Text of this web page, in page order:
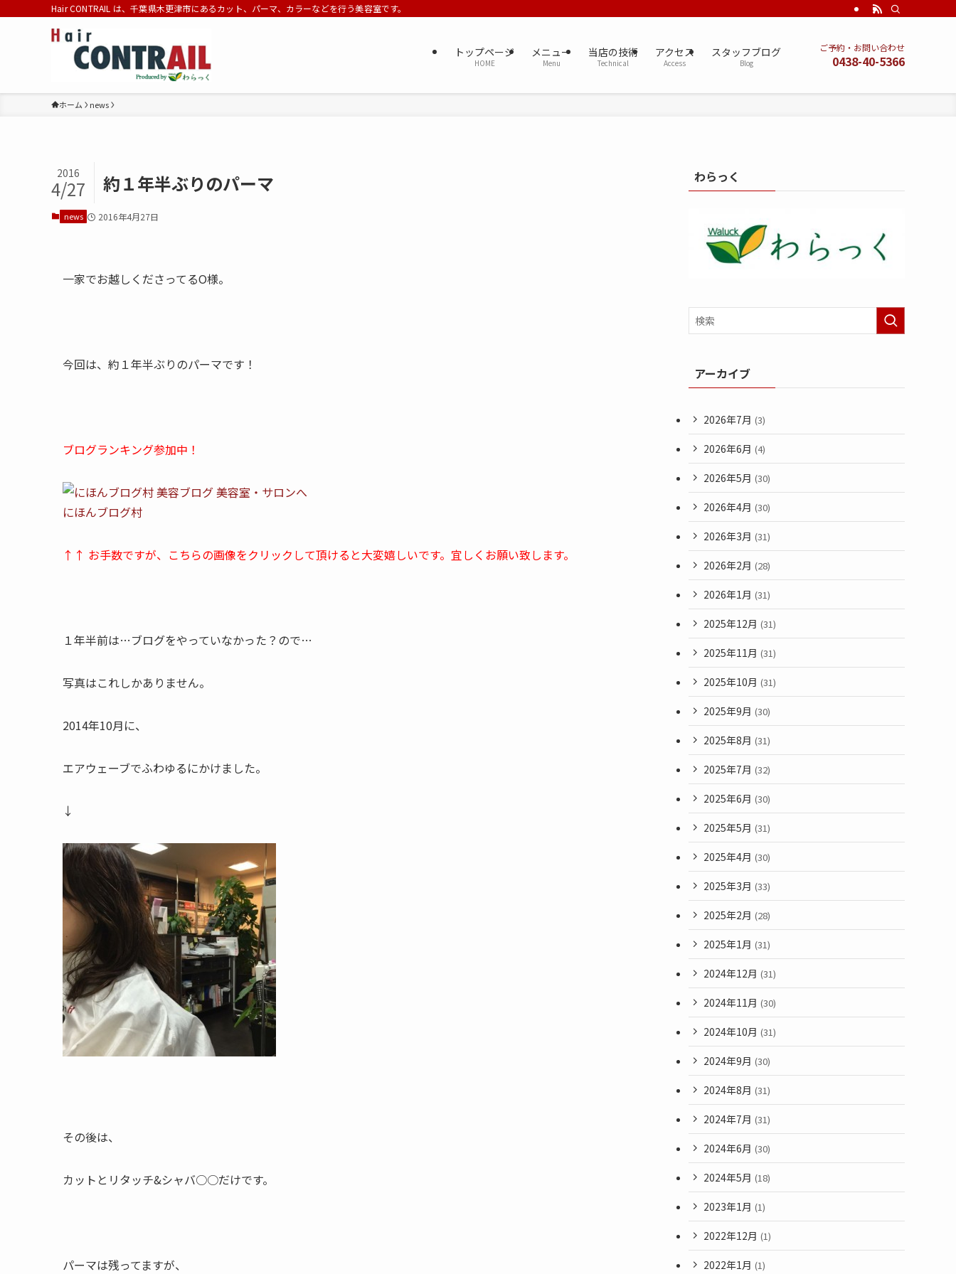
Hair CONTRAIL は、千葉県木更津市にあるカット、パーマ、カラーなどを行う美容室です。
トップページ
HOME
メニュー
Menu
当店の技術
Technical
アクセス
Access
スタッフブログ
Blog
ご予約・お問い合わせ
0438-40-5366
ホーム news
約１年半ぶりのパーマ
2016
4/27
news 2016年4月27日
一家でお越しくださってるO様。
今回は、約１年半ぶりのパーマです！
ブログランキング参加中！
にほんブログ村
↑↑ お手数ですが、こちらの画像をクリックして頂けると大変嬉しいです。宜しくお願い致します。
１年半前は…ブログをやっていなかった？ので…
写真はこれしかありません。
2014年10月に、
エアウェーブでふわゆるにかけました。
↓
その後は、
カットとリタッチ&シャバ○○だけです。
パーマは残ってますが、
わらっく
アーカイブ
2026年7月 (3)
2026年6月 (4)
2026年5月 (30)
2026年4月 (30)
2026年3月 (31)
2026年2月 (28)
2026年1月 (31)
2025年12月 (31)
2025年11月 (31)
2025年10月 (31)
2025年9月 (30)
2025年8月 (31)
2025年7月 (32)
2025年6月 (30)
2025年5月 (31)
2025年4月 (30)
2025年3月 (33)
2025年2月 (28)
2025年1月 (31)
2024年12月 (31)
2024年11月 (30)
2024年10月 (31)
2024年9月 (30)
2024年8月 (31)
2024年7月 (31)
2024年6月 (30)
2024年5月 (18)
2023年1月 (1)
2022年12月 (1)
2022年1月 (1)